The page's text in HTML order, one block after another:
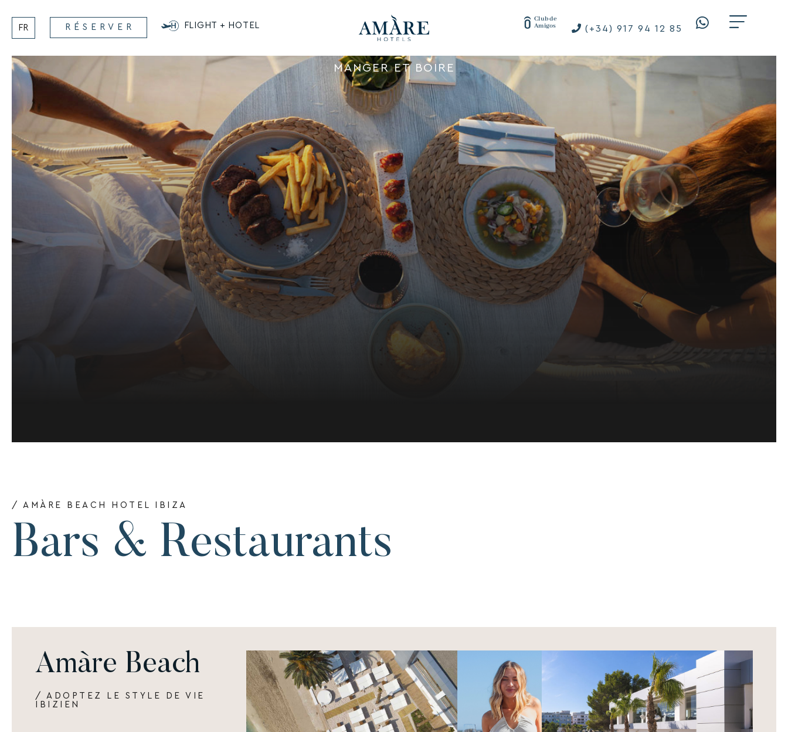
contenu
FR RÉSERVER FLIGHT + HOTEL
Club de
Amigos
(+34) 917 94 12 85
MANGER ET BOIRE
/ AMÀRE BEACH HOTEL IBIZA
Bars & Restaurants
Amàre Beach
/ ADOPTEZ LE STYLE DE VIE
IBIZIEN